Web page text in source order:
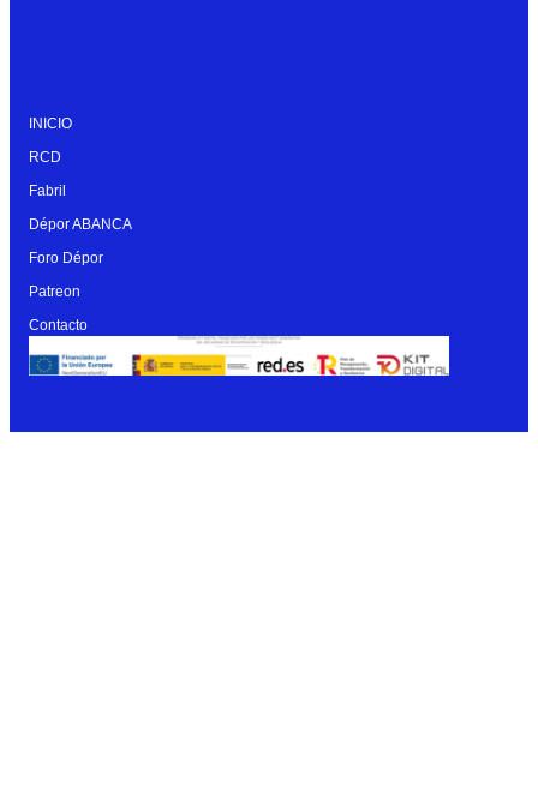
INICIO
RCD
Fabril
Dépor ABANCA
Foro Dépor
Patreon
Contacto